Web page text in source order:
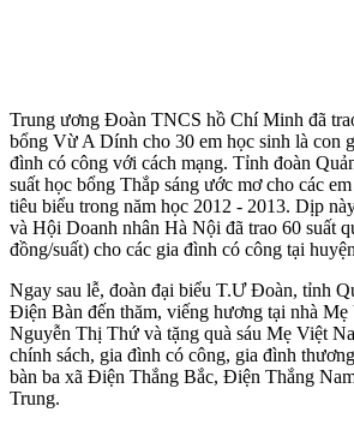
Trung ương Đoàn TNCS hồ Chí Minh đã
bổng Vừ A Dính cho 30 em học sinh là con
đình có công với cách mạng. Tỉnh đoàn
suất học bổng Thắp sáng ước mơ cho các
tiêu biểu trong năm học 2012 - 2013. Dịp
và Hội Doanh nhân Hà Nội đã trao 60 suất
đồng/suất) cho các gia đình có công tại
Ngay sau lễ, đoàn đại biểu T.Ư Đoàn, tỉnh
Điện Bàn đến thăm, viếng hương tại nhà
Nguyễn Thị Thứ và tặng quà sáu Mẹ Việt
chính sách, gia đình có công, gia đình
bàn ba xã Điện Thắng Bắc, Điện Thắng
Trung.